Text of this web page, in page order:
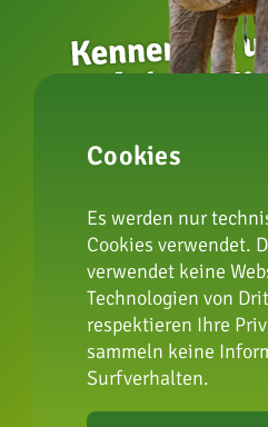
Impressum
Datenschutz
FAQ
Presse
Erklärung zur
Barrierefreiheit
Cookies
Es werden nur
Cookies verwendet.
verwendet keine
Technologien von
respektieren Ihre
sammeln keine
Surfverhalten.